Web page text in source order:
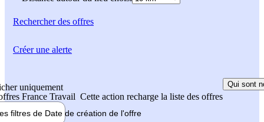
Rechercherdes offres
uniquement
France Travail Cette action recharge la liste des offres
Qui sont
filtres de Date de création de l'offre
Créer une alerte